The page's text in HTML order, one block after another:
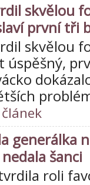
skvělou
první tři
skvělou
úspěšný,
generálka
šanci
roli